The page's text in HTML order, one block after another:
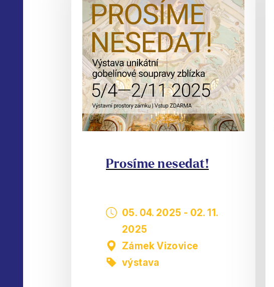
Prosíme nesedat!
05. 04. 2025 - 02. 11.
2025
Zámek Vizovice
výstava